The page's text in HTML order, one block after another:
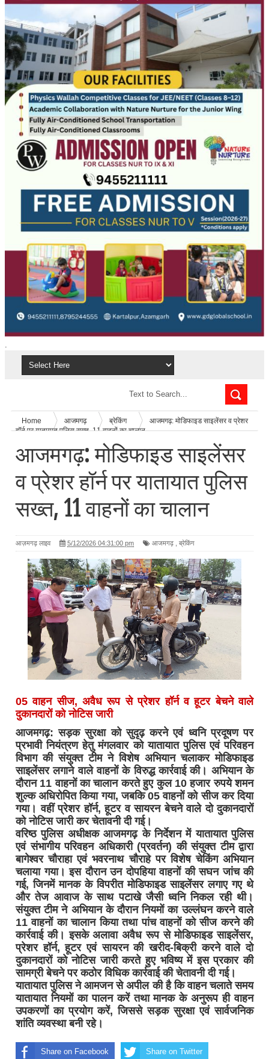
.
Home आजमगढ़ ब्रेकिंग
आजमगढ़: मोडिफाइड साइलेंसर व प्रेशर
हॉर्न पर यातायात पुलिस सख्त, 11 वाहनों का चालान
आजमगढ़: मोडिफाइड साइलेंसर
व प्रेशर हॉर्न पर यातायात पुलिस
सख्त, 11 वाहनों का चालान
आज़मगढ़ लाइव 5/12/2026 04:31:00 pm आजमगढ़ ब्रेकिंग
05 वाहन सीज, अवैध रूप से प्रेशर हॉर्न व हूटर बेचने वाले
दुकानदारों को नोटिस जारी
आजमगढ़: सड़क सुरक्षा को सुदृढ़ करने एवं ध्वनि प्रदूषण पर
प्रभावी नियंत्रण हेतु मंगलवार को यातायात पुलिस एवं परिवहन
विभाग की संयुक्त टीम ने विशेष अभियान चलाकर मोडिफाइड
साइलेंसर लगाने वाले वाहनों के विरुद्ध कार्रवाई की। अभियान के
दौरान 11 वाहनों का चालान करते हुए कुल 10 हजार रुपये शमन
शुल्क अधिरोपित किया गया, जबकि 05 वाहनों को सीज कर दिया
गया। वहीं प्रेशर हॉर्न, हूटर व सायरन बेचने वाले दो दुकानदारों
को नोटिस जारी कर चेतावनी दी गई।
वरिष्ठ पुलिस अधीक्षक आजमगढ़ के निर्देशन में यातायात पुलिस
एवं संभागीय परिवहन अधिकारी (प्रवर्तन) की संयुक्त टीम द्वारा
बागेश्वर चौराहा एवं भवरनाथ चौराहे पर विशेष चेकिंग अभियान
चलाया गया। इस दौरान उन दोपहिया वाहनों की सघन जांच की
गई, जिनमें मानक के विपरीत मोडिफाइड साइलेंसर लगाए गए थे
और तेज आवाज के साथ पटाखे जैसी ध्वनि निकल रही थी।
संयुक्त टीम ने अभियान के दौरान नियमों का उल्लंघन करने वाले
11 वाहनों का चालान किया तथा पांच वाहनों को सीज करने की
कार्रवाई की। इसके अलावा अवैध रूप से मोडिफाइड साइलेंसर,
प्रेशर हॉर्न, हूटर एवं सायरन की खरीद-बिक्री करने वाले दो
दुकानदारों को नोटिस जारी करते हुए भविष्य में इस प्रकार की
सामग्री बेचने पर कठोर विधिक कार्रवाई की चेतावनी दी गई।
यातायात पुलिस ने आमजन से अपील की है कि वाहन चलाते समय
यातायात नियमों का पालन करें तथा मानक के अनुरूप ही वाहन
उपकरणों का प्रयोग करें, जिससे सड़क सुरक्षा एवं सार्वजनिक
शांति व्यवस्था बनी रहे।
Share on Facebook Share on Twitter